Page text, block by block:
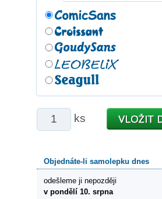
ks
Objednáte-li samolepku dnes
odešleme ji nepozději
v pondělí 10. srpna